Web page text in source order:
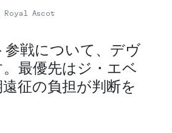
Royal Ascot
戦について、デヴ
最優先はジ・エベ
征の負担が判断を